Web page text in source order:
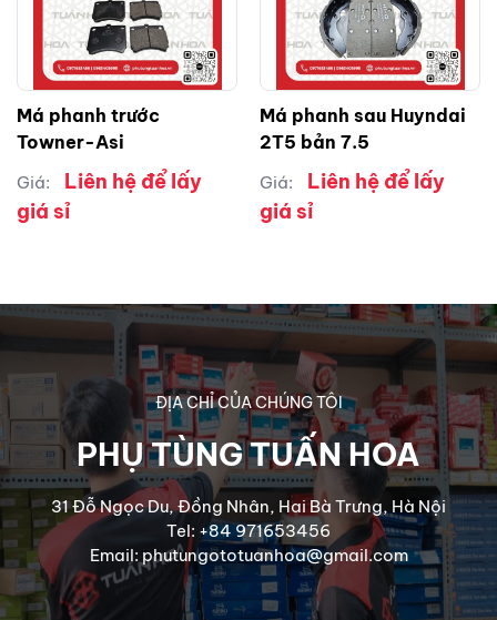
Má phanh trước
Towner-Asi
Giá:
Liên hệ để lấy
giá sỉ
Má phanh sau Huyndai
2T5 bản 7.5
Giá:
Liên hệ để lấy
giá sỉ
ĐỊA CHỈ CỦA CHÚNG TÔI
PHỤ TÙNG TUẤN HOA
31 Đỗ Ngọc Du, Đồng Nhân, Hai Bà Trưng, Hà Nội
Tel: +84 971653456
Email: phutungototuanhoa@gmail.com